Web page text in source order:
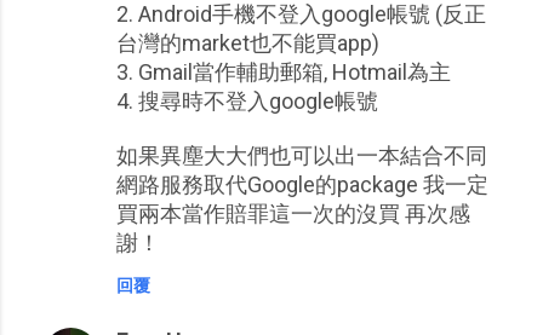
2. Android手機不登入google帳號 (反正
台灣的market也不能買app)
3. Gmail當作輔助郵箱, Hotmail為主
4. 搜尋時不登入google帳號
如果異塵大大們也可以出一本結合不同
網路服務取代Google的package 我一定
買兩本當作賠罪這一次的沒買 再次感
謝！
回覆